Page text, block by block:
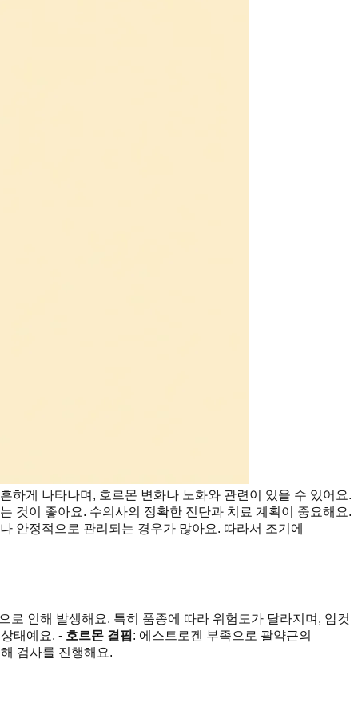
하게 나타나며, 호르몬 변화나 노화와 관련이 있을 수 있어요.
것이 좋아요. 수의사의 정확한 진단과 치료 계획이 중요해요.
안정적으로 관리되는 경우가 많아요. 따라서 조기에
로 인해 발생해요. 특히 품종에 따라 위험도가 달라지며, 암컷
태예요. - 호르몬 결핍: 에스트로겐 부족으로 괄약근의
검사를 진행해요.